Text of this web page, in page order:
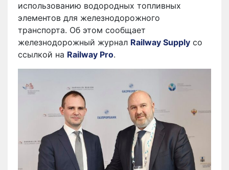
использованию водородных топливных
элементов для железнодорожного
транспорта. Об этом сообщает
железнодорожный журнал Railway Supply cо
ссылкой на Railway Pro.